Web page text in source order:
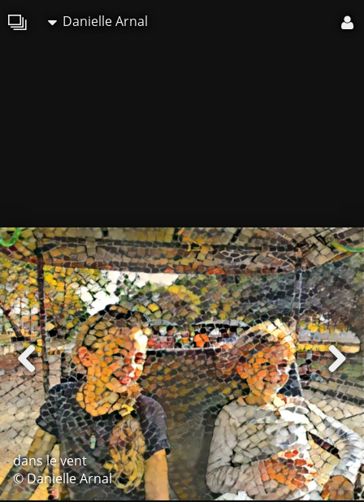
Danielle Arnal
dans le vent
© Danielle Arnal